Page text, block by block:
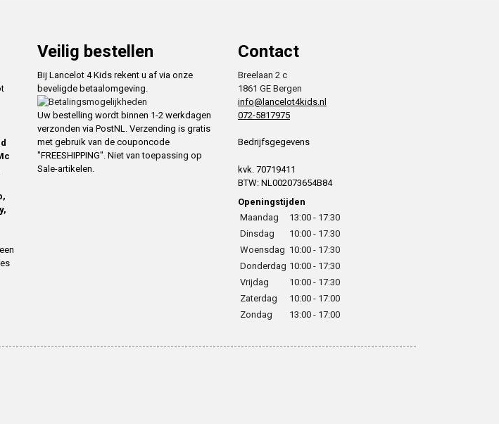
Veilig bestellen
Bij Lancelot 4 Kids rekent u af via onze
beveligde betaalomgeving.
Uw bestelling wordt binnen 1-2 werkdagen
verzonden via PostNL. Verzending is gratis
met gebruik van de couponcode
"FREESHIPPING". Niet van toepassing op
Sale-artikelen.
Contact
Breelaan 2 c
1861 GE Bergen
info@lancelot4kids.nl
072-5817975
Bedrijfsgegevens
kvk. 70719411
BTW: NL002073654B84
Openingstijden
Maandag
13:00 - 17:30
Dinsdag
10:00 - 17:30
Woensdag 10:00 - 17:30
Donderdag 10:00 - 17:30
Vrijdag
10:00 - 17:30
Zaterdag
10:00 - 17:00
Zondag
13:00 - 17:00